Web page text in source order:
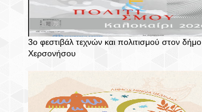
3ο φεστιβάλ τεχνών και πολιτισμού στον δήμο
Χερσονήσου